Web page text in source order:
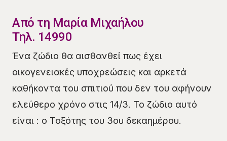
​Από τη Μαρία Μιχαήλου
Τηλ. 14990
Ένα ζώδιο θα αισθανθεί πως έχει
οικογενειακές υποχρεώσεις και αρκετά
καθήκοντα του σπιτιού που δεν του αφήνουν
ελεύθερο χρόνο στις 14/3. Το ζώδιο αυτό
είναι : ο Τοξότης του 3ου δεκαημέρου.